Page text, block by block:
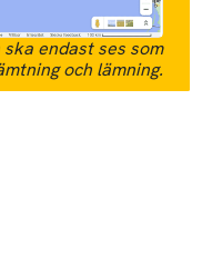
endast ses som
och lämning.